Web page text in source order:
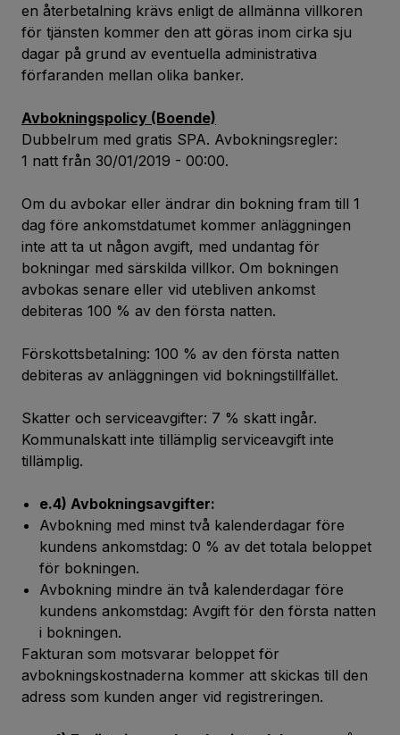
en återbetalning krävs enligt de allmänna villkoren
för tjänsten kommer den att göras inom cirka sju
dagar på grund av eventuella administrativa
förfaranden mellan olika banker.
Avbokningspolicy (Boende)
Dubbelrum med gratis SPA. Avbokningsregler:
1 natt från 30/01/2019 - 00:00.
Om du avbokar eller ändrar din bokning fram till 1
dag före ankomstdatumet kommer anläggningen
inte att ta ut någon avgift, med undantag för
bokningar med särskilda villkor. Om bokningen
avbokas senare eller vid utebliven ankomst
debiteras 100 % av den första natten.
Förskottsbetalning: 100 % av den första natten
debiteras av anläggningen vid bokningstillfället.
Skatter och serviceavgifter: 7 % skatt ingår.
Kommunalskatt inte tillämplig serviceavgift inte
tillämplig.
e.4) Avbokningsavgifter:
Avbokning med minst två kalenderdagar före
kundens ankomstdag: 0 % av det totala beloppet
för bokningen.
Avbokning mindre än två kalenderdagar före
kundens ankomstdag: Avgift för den första natten
i bokningen.
Fakturan som motsvarar beloppet för
avbokningskostnaderna kommer att skickas till den
adress som kunden anger vid registreringen.